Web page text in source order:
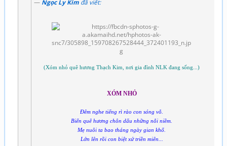
Ngọc Ly Kim đã viết:
(Xóm nhỏ quê hương Thạch Kim, nơi gia đình NLK đang sống...)
XÓM NHỎ
Đêm nghe tiếng rì rào con sóng vỗ.
Biển quê hương chôn dấu những nỗi niềm.
Mẹ nuôi ta bao tháng ngày gian khổ.
Lớn lên rồi con biệt xứ triền miên...